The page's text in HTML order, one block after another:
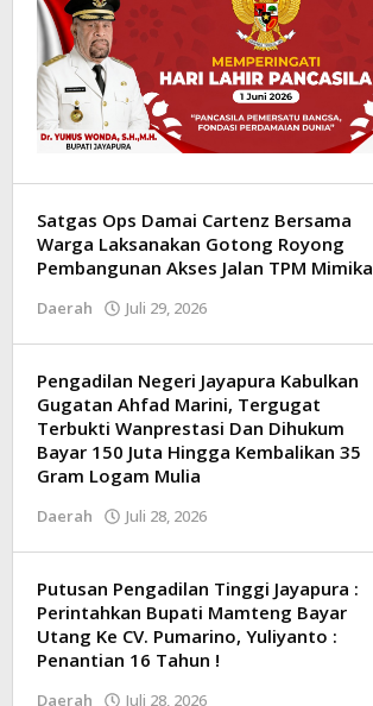
Satgas Ops Damai Cartenz Bersama
Warga Laksanakan Gotong Royong
Pembangunan Akses Jalan TPM Mimika
Daerah Juli 29, 2026
Pengadilan Negeri Jayapura Kabulkan
Gugatan Ahfad Marini, Tergugat
Terbukti Wanprestasi Dan Dihukum
Bayar 150 Juta Hingga Kembalikan 35
Gram Logam Mulia
Daerah Juli 28, 2026
Putusan Pengadilan Tinggi Jayapura :
Perintahkan Bupati Mamteng Bayar
Utang Ke CV. Pumarino, Yuliyanto :
Penantian 16 Tahun !
Daerah Juli 28, 2026